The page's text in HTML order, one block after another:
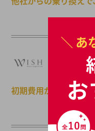
マリッジ
WISH
初期費用から33,000
＼ あ